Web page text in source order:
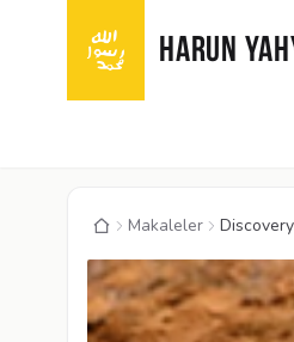
HARUN
Makaleler